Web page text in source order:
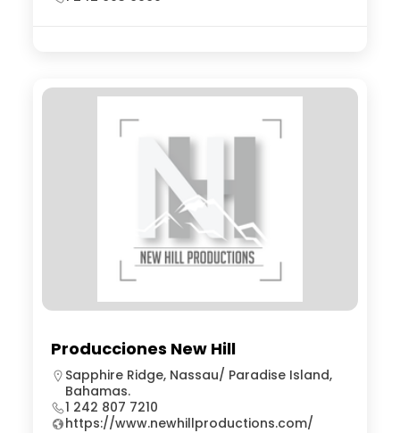
Producciones New Hill
Sapphire Ridge, Nassau/ Paradise Island,
Bahamas.
1 242 807 7210
https://www.newhillproductions.com/